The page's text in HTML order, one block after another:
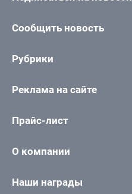
Сообщить новость
Рубрики
Реклама на сайте
Прайс-лист
О компании
Наши награды